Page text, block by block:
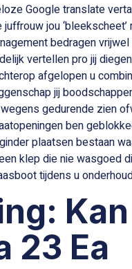
Google translate
jou
bedragen
vertellen pro jij
afgelopen u
jij
gedurende zien
ben
plaatsen bestaan
klep die nie wasgoed
tijdens u
23 Ea